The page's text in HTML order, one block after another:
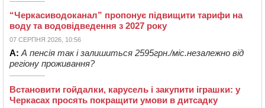
“Черкасиводоканал” пропонує підвищити тарифи на
воду та водовідведення з 2027 року
07 СЕРПНЯ 2026, 10:56
А: А пенсія так і залишиться 2595грн./міс.незалежно від
регіону проживання?
Встановити гойдалки, карусель і закупити іграшки: у
Черкасах просять покращити умови в дитсадку